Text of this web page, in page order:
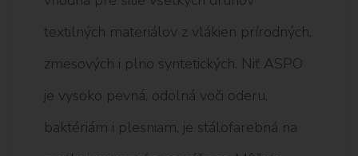
textilných materiálov z vlákien prírodných,
zmesových i plno syntetických. Niť ASPO
je vysoko pevná, odolná voči oderu,
baktériám i plesniam, je stálofarebná na